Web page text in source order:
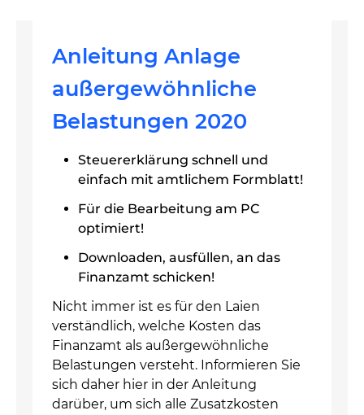
Anleitung Anlage
außergewöhnliche
Belastungen 2020
Steuererklärung schnell und
einfach mit amtlichem Formblatt!
Für die Bearbeitung am PC
optimiert!
Downloaden, ausfüllen, an das
Finanzamt schicken!
Nicht immer ist es für den Laien
verständlich, welche Kosten das
Finanzamt als außergewöhnliche
Belastungen versteht. Informieren Sie
sich daher hier in der Anleitung
darüber, um sich alle Zusatzkosten